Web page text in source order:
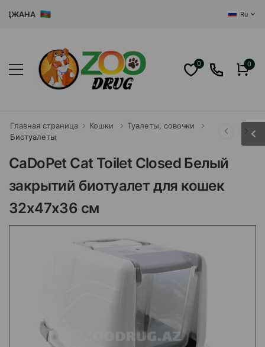
Ru
0 0
Главная страница Кошки
Туалеты, совочки
Биотуалеты
CaDoPet Cat Toilet Closed Белый
закрытий биотуалет для кошек
32х47х36 см